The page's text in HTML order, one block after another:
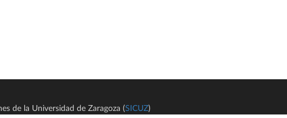
de la Universidad de Zaragoza (SICUZ)